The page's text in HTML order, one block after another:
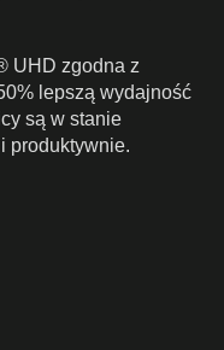
UHD zgodna z
lepszą wydajność
są w stanie
produktywnie.